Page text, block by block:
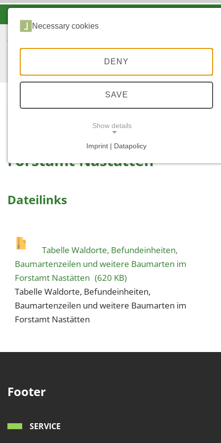
START
...
Forstamt Nastätten
Dateilinks
Tabelle Waldorte, Befundeinheiten,
Baumartenzeilen und weitere Baumarten im
Forstamt Nastätten (620 KB)
Tabelle Waldorte, Befundeinheiten,
Baumartenzeilen und weitere Baumarten im
Forstamt Nastätten
Footer
SERVICE
Necessary cookies
DENY
SAVE
Show details
Imprint | Datapolicy